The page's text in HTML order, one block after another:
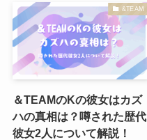
&TEAM
＆TEAMのKの彼女はカズ
ハの真相は？噂された歴代
彼女2人について解説！